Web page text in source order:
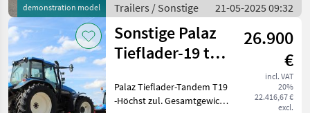
demonstration model Trailers / Sonstige 21-05-2025 09:32
Sonstige Palaz
Tieflader-19 to.-
26.900
€
incl. VAT
20%
22.416,67 €
excl.
Palaz Tieflader-Tandem T19
-Höchst zul. Gesamtgewicht